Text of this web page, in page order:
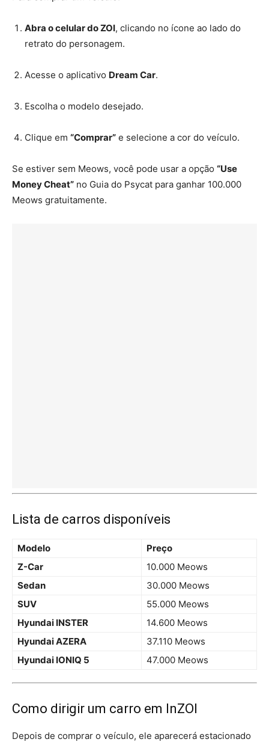
Abra o celular do ZOI, clicando no ícone ao lado do
retrato do personagem.
Acesse o aplicativo Dream Car.
Escolha o modelo desejado.
Clique em “Comprar” e selecione a cor do veículo.
Se estiver sem Meows, você pode usar a opção “Use
Money Cheat” no Guia do Psycat para ganhar 100.000
Meows gratuitamente.
Lista de carros disponíveis
Modelo
Preço
Z-Car
10.000 Meows
Sedan
30.000 Meows
SUV
55.000 Meows
Hyundai INSTER
14.600 Meows
Hyundai AZERA
37.110 Meows
Hyundai IONIQ 5
47.000 Meows
Como dirigir um carro em InZOI
Depois de comprar o veículo, ele aparecerá estacionado